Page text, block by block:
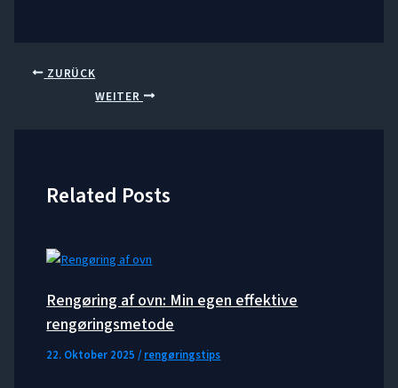
ZURÜCK
WEITER
Related Posts
Rengøring af ovn: Min egen effektive
rengøringsmetode
22. Oktober 2025/ rengøringstips